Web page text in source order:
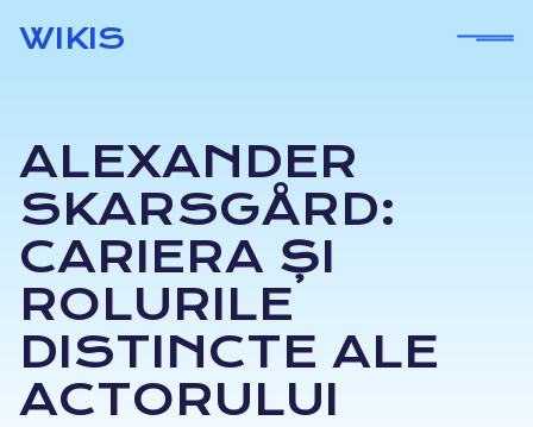
WIKIS
ALEXANDER
SKARSGÅRD:
CARIERA ȘI
ROLURILE
DISTINCTE ALE
ACTORULUI